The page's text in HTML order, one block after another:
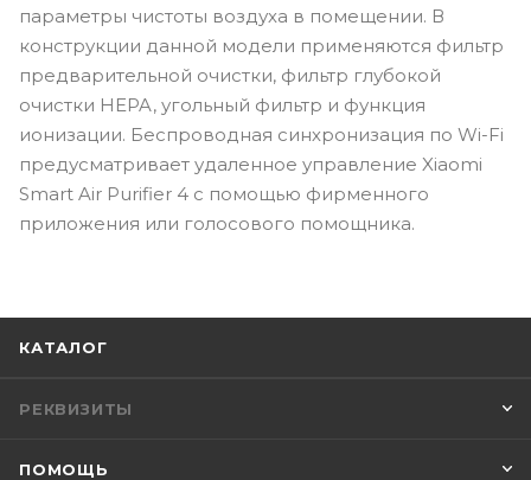
параметры чистоты воздуха в помещении. В
конструкции данной модели применяются фильтр
предварительной очистки, фильтр глубокой
очистки HEPA, угольный фильтр и функция
ионизации. Беспроводная синхронизация по Wi-Fi
предусматривает удаленное управление Xiaomi
Smart Air Purifier 4 с помощью фирменного
приложения или голосового помощника.
КАТАЛОГ
РЕКВИЗИТЫ
ПОМОЩЬ